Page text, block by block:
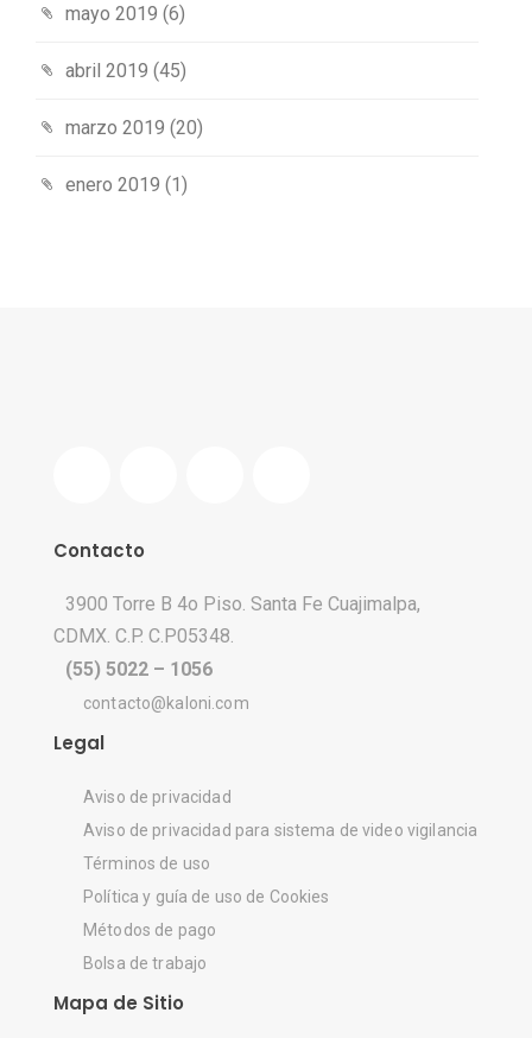
mayo 2019 (6)
abril 2019 (45)
marzo 2019 (20)
enero 2019 (1)
Contacto
3900 Torre B 4o Piso. Santa Fe Cuajimalpa,
CDMX. C.P. C.P05348.
(55) 5022 – 1056
contacto@kaloni.com
Legal
Aviso de privacidad
Aviso de privacidad para sistema de video vigilancia
Términos de uso
Política y guía de uso de Cookies
Métodos de pago
Bolsa de trabajo
Mapa de Sitio